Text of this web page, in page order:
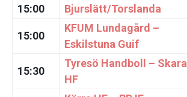
15:00
Bjurslätt/Torslanda
15:00
KFUM Lundagård –
Eskilstuna Guif
15:30
Tyresö Handboll – Skara
HF